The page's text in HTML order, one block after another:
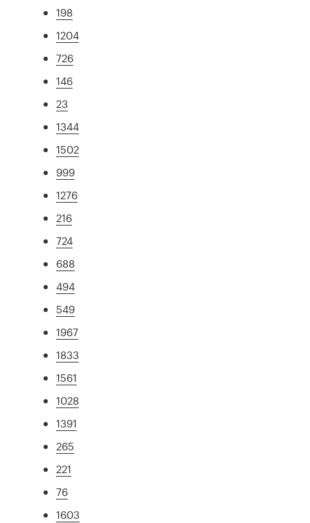
198
1204
726
146
23
1344
1502
999
1276
216
724
688
494
549
1967
1833
1561
1028
1391
265
221
76
1603